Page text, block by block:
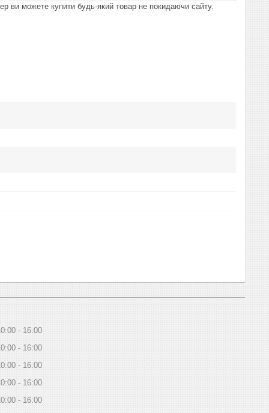
ви можете купити будь-який товар не покидаючи сайту.
16:00
16:00
16:00
16:00
16:00